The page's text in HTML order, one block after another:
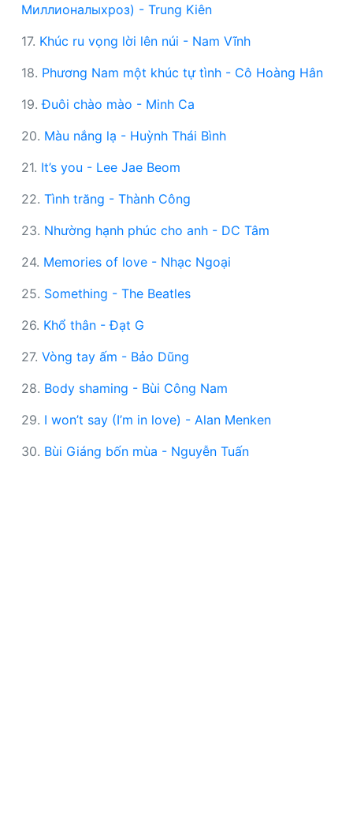
Миллионалыхроз) - Trung Kiên
17. Khúc ru vọng lời lên núi - Nam Vĩnh
18. Phương Nam một khúc tự tình - Cô Hoàng Hân
19.Đuôi chào mào - Minh Ca
20. Màu nắng lạ - Huỳnh Thái Bình
21. It’s you - Lee Jae Beom
22. Tình trăng - Thành Công
23. Nhường hạnh phúc cho anh - DC Tâm
24. Memories of love - Nhạc Ngoại
25. Something - The Beatles
26. Khổ thân - Đạt G
27. Vòng tay ấm - Bảo Dũng
28. Body shaming - Bùi Công Nam
29. I won’t say (I’m in love) - Alan Menken
30. Bùi Giáng bốn mùa - Nguyễn Tuấn